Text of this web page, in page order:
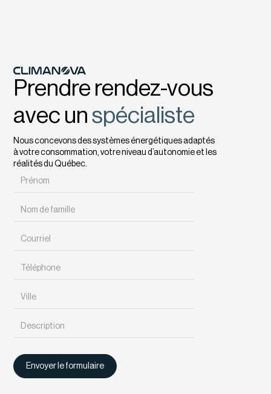
Prendre rendez-vous
avec unspécialiste
Nous concevons des systèmes énergétiques adaptés
à votre consommation, votre niveau d’autonomie et les
réalités du Québec.